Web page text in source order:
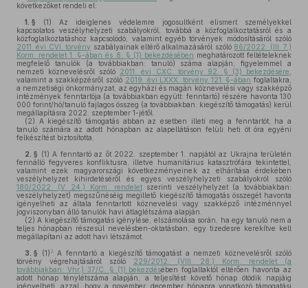
következőket rendeli el:
1. § (1) Az ideiglenes védelemre jogosultként elismert személyekkel
kapcsolatos veszélyhelyzeti szabályokról, továbbá a közfoglalkoztatásról és a
közfoglalkoztatáshoz kapcsolódó, valamint egyéb törvények módosításáról szóló
2011. évi CVI. törvény szabályainak eltérő alkalmazásáról szóló 86/2022. (III. 7.)
Korm. rendelet 1. §-ában és 8. § (1) bekezdésében meghatározott feltételeknek
megfelelő tanulók (a továbbiakban: tanuló) száma alapján, figyelemmel a
nemzeti köznevelésről szóló 2011. évi CXC. törvény 92. § (3) bekezdésére
valamint a szakképzésről szóló 2019. évi LXXX. törvény 121. §-ában foglaltakra,
a nemzetiségi önkormányzat, az egyházi és magán köznevelési vagy szakképző
intézmények fenntartója (a továbbiakban együtt: fenntartó) részére havonta 130
000 forint/hó/tanuló fajlagos összeg (a továbbiakban: kiegészítő támogatás) kerül
megállapításra 2022. szeptember 1-jétől.
(2) A kiegészítő támogatás abban az esetben illeti meg a fenntartót, ha a
tanuló számára az adott hónapban az alapellátáson felüli heti öt óra egyéni
felkészítést biztosította.
2. § (1) A fenntartó az őt 2022. szeptember 1. napjától az Ukrajna területén
fennálló fegyveres konfliktusra, illetve humanitárius katasztrófára tekintettel,
valamint ezek magyarországi következményeinek az elhárítása érdekében
veszélyhelyzet kihirdetéséről és egyes veszélyhelyzeti szabályokról szóló
180/2022. (V. 24.) Korm. rendeletszerinti veszélyhelyzet (a továbbiakban:
veszélyhelyzet) megszűnéséig megillető kiegészítő támogatás összegét havonta
igényelheti az általa fenntartott köznevelési vagy szakképző intézménnyel
jogviszonyban álló tanulók havi átlaglétszáma alapján.
(2) A kiegészítő támogatás igénylése, elszámolása során, ha egy tanuló nem a
teljes hónapban részesül nevelésben-oktatásban, egy tizedesre kerekítve kell
megállapítani az adott havi létszámot.
3. § (1) 2
A fenntartó a kiegészítő támogatást a nemzeti köznevelésről szóló
törvény végrehajtásáról szóló
229/2012. (VIII. 28.) Korm. rendelet (a
továbbiakban: Vhr.) 37/C. § (1) bekezdésében foglaltaktól eltérően havonta az
adott hónap ténylétszáma alapján, a teljesítést követő hónap ötödik napjáig
igényelheti, azzal, hogy a november, december hónapra vonatkozó támogatási